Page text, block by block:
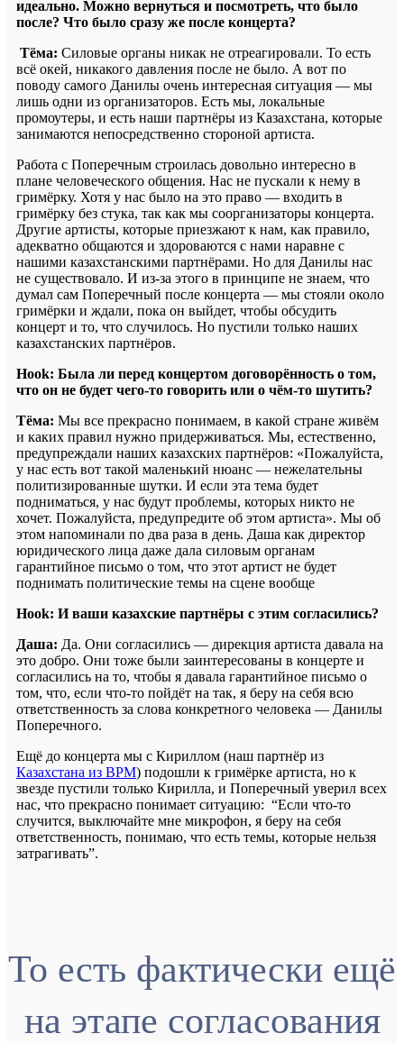
идеально. Можно вернуться и посмотреть, что было
после? Что было сразу же после концерта?
Тёма: Силовые органы никак не отреагировали. То есть
всё окей, никакого давления после не было. А вот по
поводу самого Данилы очень интересная ситуация — мы
лишь одни из организаторов. Есть мы, локальные
промоутеры, и есть наши партнёры из Казахстана, которые
занимаются непосредственно стороной артиста.
Работа с Поперечным строилась довольно интересно в
плане человеческого общения. Нас не пускали к нему в
гримёрку. Хотя у нас было на это право — входить в
гримёрку без стука, так как мы соорганизаторы концерта.
Другие артисты, которые приезжают к нам, как правило,
адекватно общаются и здороваются с нами наравне с
нашими казахстанскими партнёрами. Но для Данилы нас
не существовало. И из-за этого в принципе не знаем, что
думал сам Поперечный после концерта — мы стояли около
гримёрки и ждали, пока он выйдет, чтобы обсудить
концерт и то, что случилось. Но пустили только наших
казахстанских партнёров.
Hook: Была ли перед концертом договорённость о том,
что он не будет чего-то говорить или о чём-то шутить?
Тёма: Мы все прекрасно понимаем, в какой стране живём
и каких правил нужно придерживаться. Мы, естественно,
предупреждали наших казахских партнёров: «Пожалуйста,
у нас есть вот такой маленький нюанс — нежелательны
политизированные шутки. И если эта тема будет
подниматься, у нас будут проблемы, которых никто не
хочет. Пожалуйста, предупредите об этом артиста». Мы об
этом напоминали по два раза в день. Даша как директор
юридического лица даже дала силовым органам
гарантийное письмо о том, что этот артист не будет
поднимать политические темы на сцене вообще
Hook: И ваши казахские партнёры с этим согласились?
Даша: Да. Они согласились — дирекция артиста давала на
это добро. Они тоже были заинтересованы в концерте и
согласились на то, чтобы я давала гарантийное письмо о
том, что, если что-то пойдёт на так, я беру на себя всю
ответственность за слова конкретного человека — Данилы
Поперечного.
Ещё до концерта мы с Кириллом (наш партнёр из
Казахстана из BPM) подошли к гримёрке артиста, но к
звезде пустили только Кирилла, и Поперечный уверил всех
нас, что прекрасно понимает ситуацию: “Если что-то
случится, выключайте мне микрофон, я беру на себя
ответственность, понимаю, что есть темы, которые нельзя
затрагивать”.
То есть фактически ещё
на этапе согласования